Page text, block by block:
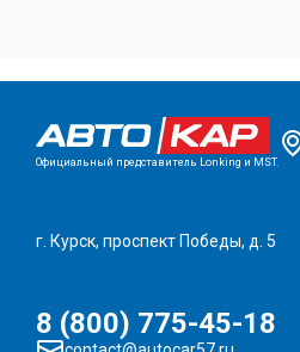
Официальный представитель Lonking и MST.
г. Курск, проспект Победы, д. 5
8 (800) 775-45-18